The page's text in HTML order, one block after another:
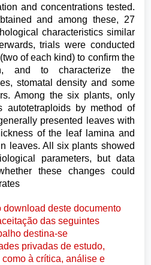
and concentrations tested.
and among these, 27
characteristics similar
trials were conducted
of each kind) to confirm the
and to characterize the
stomatal density and some
Among the six plants, only
autotetraploids by method of
presented leaves with
of the leaf lamina and
leaves. All six plants showed
parameters, but data
these changes could
deste documento
das seguintes
destina-se
privadas de estudo,
à crítica, análise e